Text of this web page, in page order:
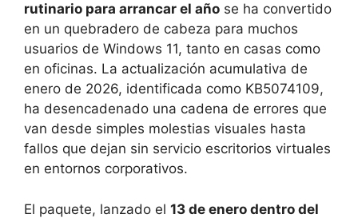
rutinario para arrancar el año se ha convertido
en un quebradero de cabeza para muchos
usuarios de Windows 11, tanto en casas como
en oficinas. La actualización acumulativa de
enero de 2026, identificada como KB5074109,
ha desencadenado una cadena de errores que
van desde simples molestias visuales hasta
fallos que dejan sin servicio escritorios virtuales
en entornos corporativos.
El paquete, lanzado el 13 de enero dentro del